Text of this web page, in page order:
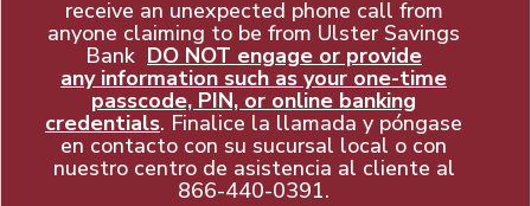
receive an unexpected phone call from
anyone claiming to be from Ulster Savings
Bank DO NOT engage or provide
any information such as your one-time
passcode, PIN, or online banking
credentials. Finalice la llamada y póngase
en contacto con su sucursal local o con
nuestro centro de asistencia al cliente al
866-440-0391.